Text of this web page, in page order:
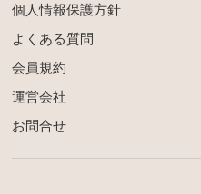
個人情報保護方針
よくある質問
会員規約
運営会社
お問合せ